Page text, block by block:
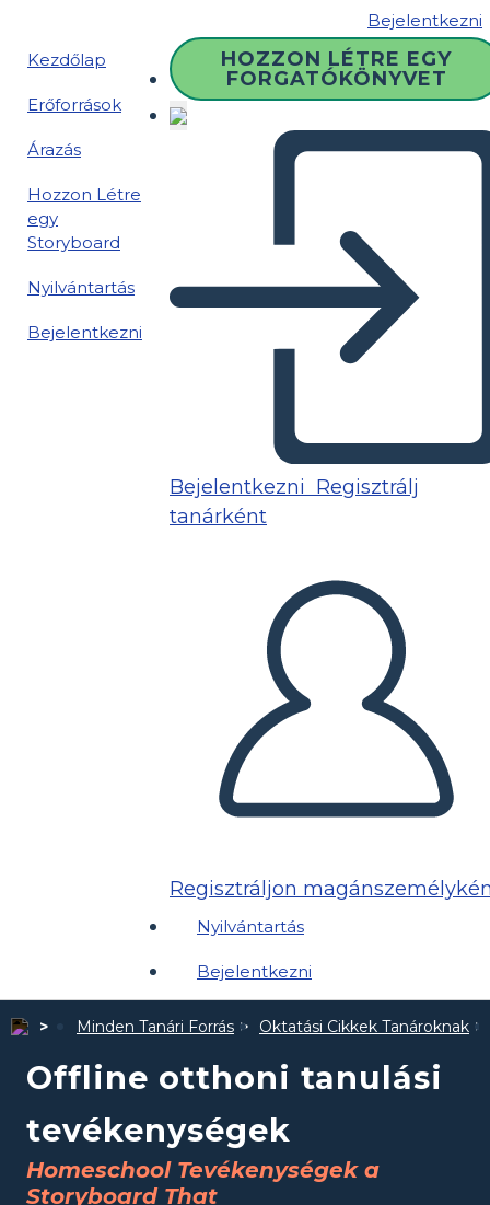
Bejelentkezni
Kezdőlap
Erőforrások
Árazás
Hozzon Létre
egy
Storyboard
Nyilvántartás
Bejelentkezni
HOZZON LÉTRE EGY
FORGATÓKÖNYVET
Bejelentkezni Regisztrálj
tanárként
Regisztráljon
Nyilvántartás
Bejelentkezni
Minden Tanári Forrás Oktatási Cikkek Tanároknak
Offline otthoni tanulási
tevékenységek
Homeschool Tevékenységek a
Storyboard That